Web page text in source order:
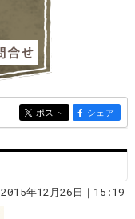
entry1821
ポスト entry1821
シェア
2015年12月26日｜15:19